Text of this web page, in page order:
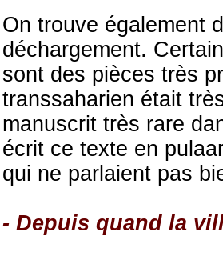
On trouve également
déchargement.
sont des pièces très
transsaharien était
manuscrit très rare
écrit ce texte en
qui ne parlaient pas
- Depuis quand la